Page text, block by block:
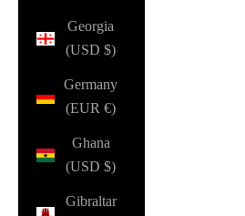
Georgia
(USD $)
Germany
(EUR €)
Ghana
(USD $)
Gibraltar